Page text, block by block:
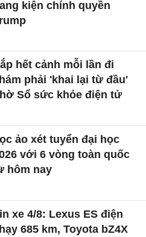
kiện chính quyền
hết cảnh mỗi lần đi
phải 'khai lại từ đầu'
Sổ sức khỏe điện tử
ảo xét tuyển đại học
với 6 vòng toàn quốc
hôm nay
xe 4/8: Lexus ES điện
685 km, Toyota bZ4X